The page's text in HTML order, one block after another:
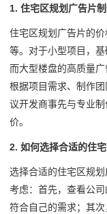
1. 住宅区规划广告片
住宅区规划广告片的
等。对于小型项目，
而大型楼盘的高质量
根据项目需求、制作
议开发商事先与专业
价。
2. 如何选择合适的住
选择合适的住宅区规
考虑：首先，查看公
符合自己的需求；其